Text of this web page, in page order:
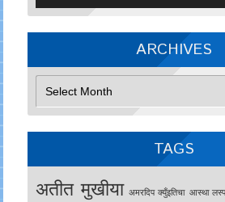
ARCHIVES
TAGS
अतीत मुखीया अमरदिप क्युँइतिचा आस्था